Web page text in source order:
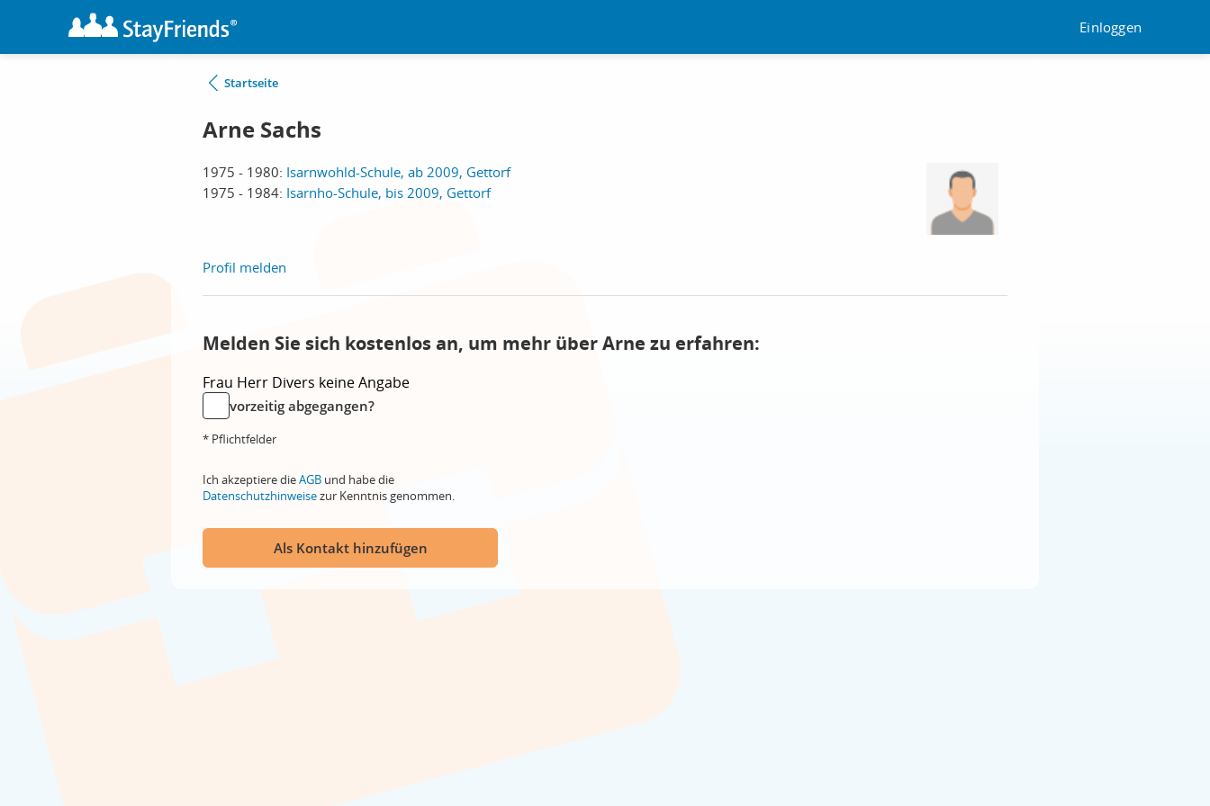
Einloggen
Startseite
Arne Sachs
1975 - 1980: Isarnwohld-Schule, ab 2009, Gettorf
1975 - 1984: Isarnho-Schule, bis 2009, Gettorf
Profil melden
Melden Sie sich kostenlos an, um mehr über Arne zu erfahren:
Frau Herr Divers keine Angabe
vorzeitig abgegangen?
* Pflichtfelder
Ich akzeptiere dieAGB und habe die
Datenschutzhinweisezur Kenntnis genommen.
Als Kontakt hinzufügen